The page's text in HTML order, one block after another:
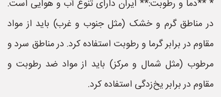
* **دما و رطوبت:** ایران دارای تنوع آب و هوایی است.
در مناطق گرم و خشک (مثل جنوب و غرب) باید از مواد
مقاوم در برابر گرما و رطوبت استفاده کرد. در مناطق سرد و
مرطوب (مثل شمال و مرکز) باید از مواد ضد رطوبت و
مقاوم در برابر یخ‌زدگی استفاده کرد.